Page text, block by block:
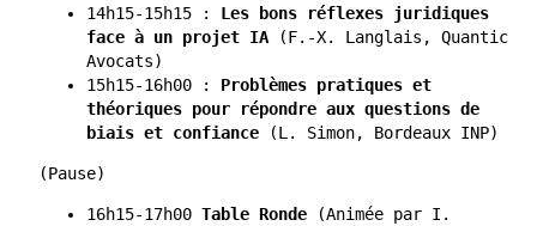
14h15-15h15 : Les bons réflexes juridiques
face à un projet IA (F.-X. Langlais, Quantic
Avocats)
15h15-16h00 : Problèmes pratiques et
théoriques pour répondre aux questions de
biais et confiance (L. Simon, Bordeaux INP)
(Pause)
16h15-17h00 Table Ronde (Animée par I.